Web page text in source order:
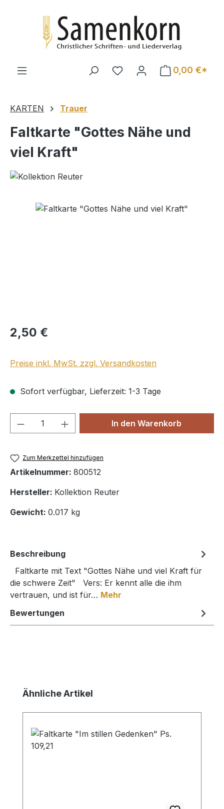
0,00 €*
KARTEN Trauer
Faltkarte "Gottes Nähe und
viel Kraft"
Bildergalerie überspringen
Regulärer Preis:
2,50 €
Preise inkl. MwSt. zzgl. Versandkosten
Sofort verfügbar, Lieferzeit: 1-3 Tage
Produkt Anzahl: Gib denIn den Warenkorb
Zum Merkzettel hinzufügen
Artikelnummer: 800512
Hersteller: Kollektion Reuter
Gewicht: 0.017 kg
Beschreibung
Faltkarte mit Text "Gottes Nähe und viel Kraft für
die schwere Zeit" Vers: Er kennt alle die ihm
vertrauen, und ist für… Mehr
Bewertungen
Produktgalerie überspringen
Ähnliche Artikel